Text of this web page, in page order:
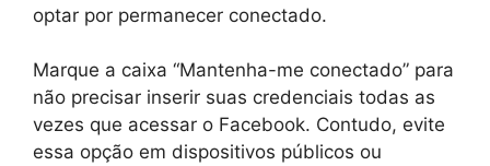
optar por permanecer conectado.
Marque a caixa “Mantenha-me conectado” para
não precisar inserir suas credenciais todas as
vezes que acessar o Facebook. Contudo, evite
essa opção em dispositivos públicos ou